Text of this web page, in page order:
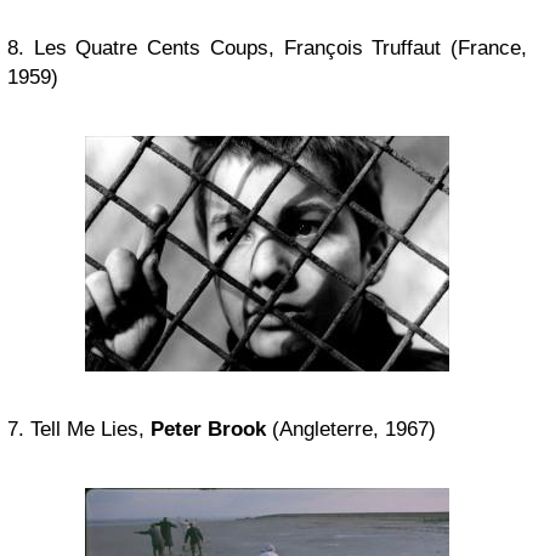
8. Les Quatre Cents Coups, François Truffaut (France,
1959)
7. Tell Me Lies, Peter Brook(Angleterre, 1967)